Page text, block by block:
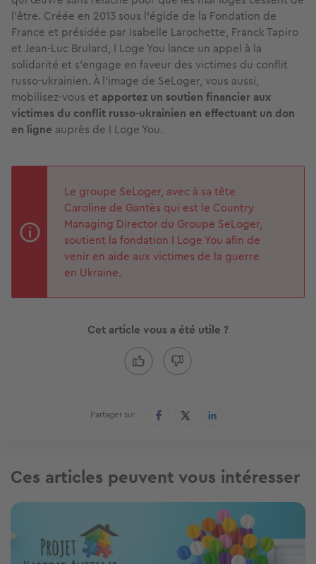
l’être. Créée en 2013 sous l’égide de la Fondation de
France et présidée par Isabelle Larochette, Franck Tapiro
et Jean-Luc Brulard, I Loge You lance un appel à la
solidarité et s’engage en faveur des victimes du conflit
russo-ukrainien. À l’image de SeLoger, vous aussi,
mobilisez-vous et apportez un soutien financier aux
victimes du conflit russo-ukrainien en effectuant un don
en ligne auprès de I Loge You.
Le groupe SeLoger, avec à sa tête
Caroline de Gantès qui est le Country
Managing Director du Groupe SeLoger,
soutient la fondation I Loge You afin de
venir en aide aux victimes de la guerre
en Ukraine.
Cet article vous a été utile ?
Partager sur
Ces articles peuvent vous intéresser
Image